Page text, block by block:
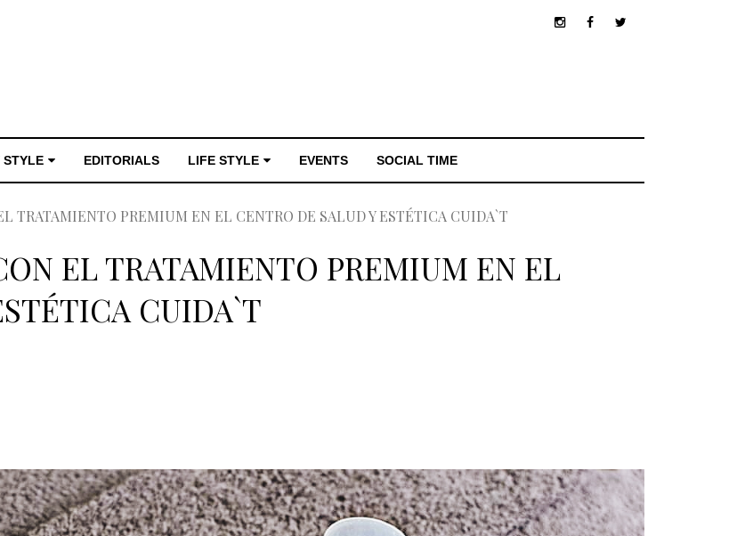
STYLE EDITORIALS LIFE STYLE EVENTS SOCIAL TIME
TRATAMIENTO PREMIUM EN EL CENTRO DE SALUD Y ESTÉTICA CUIDA`T
EL TRATAMIENTO PREMIUM EN EL
CUIDA`T